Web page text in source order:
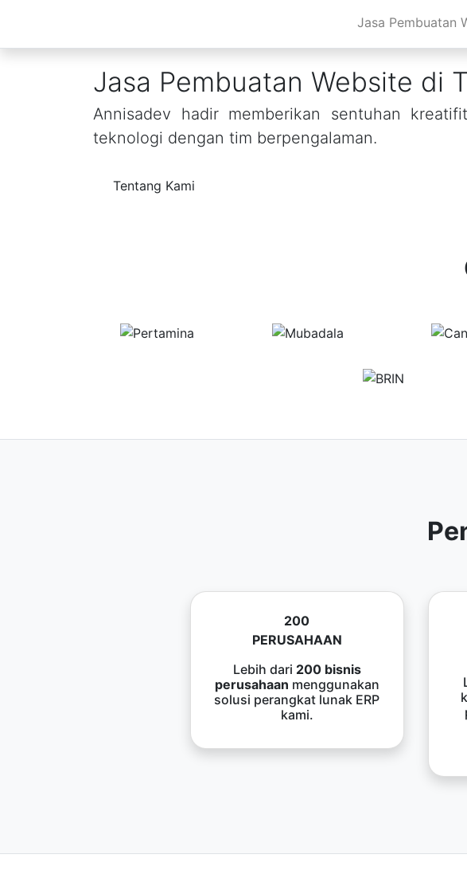
Jasa Pembuatan
Jasa Pembuatan Website di
Annisadev hadir memberikan sentuhan
teknologi dengan tim berpengalaman.
Tentang Kami
200
PERUSAHAAN
Lebih dari 200 bisnis
perusahaan menggunakan
solusi perangkat lunak ERP
kami.